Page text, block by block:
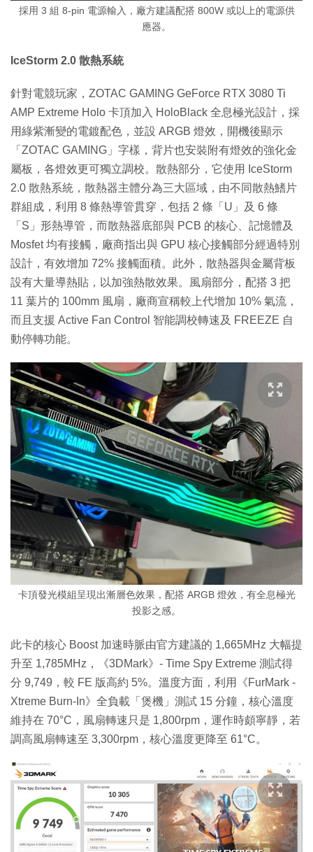
採用 3 組 8-pin 電源輸入，廠方建議配搭 800W 或以上的電源供
應器。
IceStorm 2.0 散熱系統
針對電競玩家，ZOTAC GAMING GeForce RTX 3080 Ti
AMP Extreme Holo 卡頂加入 HoloBlack 全息極光設計，採
用綠紫漸變的電鍍配色，並設 ARGB 燈效，開機後顯示
「ZOTAC GAMING」字樣，背片也安裝附有燈效的強化金
屬板，各燈效更可獨立調校。散熱部分，它使用 IceStorm
2.0 散熱系統，散熱器主體分為三大區域，由不同散熱鰭片
群組成，利用 8 條熱導管貫穿，包括 2 條「U」及 6 條
「S」形熱導管，而散熱器底部與 PCB 的核心、記憶體及
Mosfet 均有接觸，廠商指出與 GPU 核心接觸部分經過特別
設計，有效增加 72% 接觸面積。此外，散熱器與金屬背板
設有大量導熱貼，以加強熱散效果。風扇部分，配搭 3 把
11 葉片的 100mm 風扇，廠商宣稱較上代增加 10% 氣流，
而且支援 Active Fan Control 智能調校轉速及 FREEZE 自
動停轉功能。
卡頂發光模組呈現出漸層色效果，配搭 ARGB 燈效，有全息極光
投影之感。
此卡的核心 Boost 加速時脈由官方建議的 1,665MHz 大幅提
升至 1,785MHz，《3DMark》- Time Spy Extreme 測試得
分 9,749，較 FE 版高約 5%。溫度方面，利用《FurMark -
Xtreme Burn-In》全負載「煲機」測試 15 分鐘，核心溫度
維持在 70°C，風扇轉速只是 1,800rpm，運作時頗寧靜，若
調高風扇轉速至 3,300rpm，核心溫度更降至 61°C。